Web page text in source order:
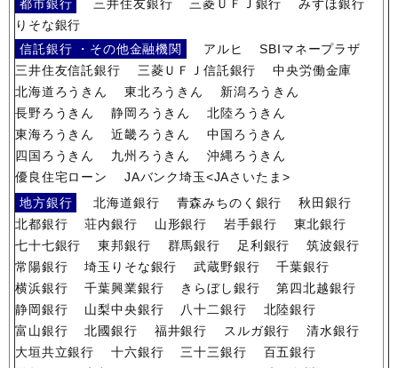
都市銀行
三井住友銀行 三菱ＵＦＪ銀行
みずほ銀行
りそな銀行
信託銀行 ・その他金融機関
アルヒ
SBIマネープラザ
三井住友信託銀行
三菱ＵＦＪ信託銀行
中央労働金庫
北海道ろうきん
東北ろうきん
新潟ろうきん
長野ろうきん
静岡ろうきん
北陸ろうきん
東海ろうきん
近畿ろうきん
中国ろうきん
四国ろうきん
九州ろうきん
沖縄ろうきん
優良住宅ローン
JAバンク埼玉<JAさいたま>
地方銀行
北海道銀行 青森みちのく銀行
秋田銀行
北都銀行
荘内銀行 山形銀行 岩手銀行
東北銀行
七十七銀行
東邦銀行 群馬銀行 足利銀行
筑波銀行
常陽銀行
埼玉りそな銀行 武蔵野銀行
千葉銀行
横浜銀行
千葉興業銀行 きらぼし銀行
第四北越銀行
静岡銀行
山梨中央銀行 八十二銀行
北陸銀行
富山銀行
北國銀行 福井銀行 スルガ銀行
清水銀行
大垣共立銀行
十六銀行 三十三銀行
百五銀行